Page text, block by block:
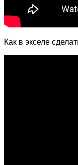
Как в экселе